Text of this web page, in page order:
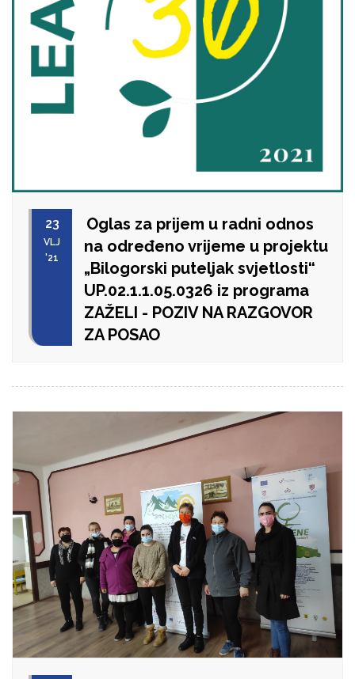
23
VLJ
'21
Oglas za prijem u radni odnos
na određeno vrijeme u projektu
„Bilogorski puteljak svjetlosti“
UP.02.1.1.05.0326 iz programa
ZAŽELI - POZIV NA RAZGOVOR
ZA POSAO